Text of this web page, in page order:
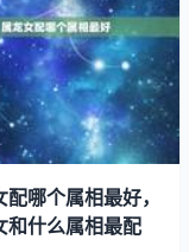
配哪个属相最好，
和什么属相最配